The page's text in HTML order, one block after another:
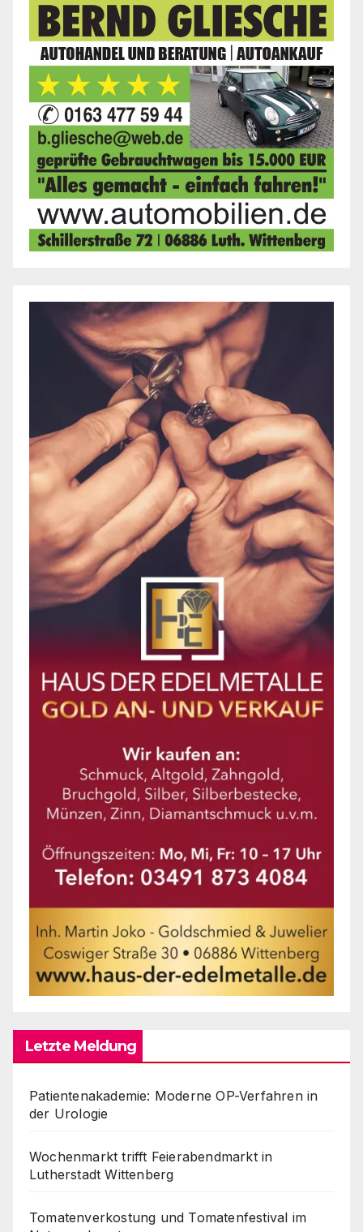
Letzte Meldung
Patientenakademie: Moderne OP-Verfahren in
der Urologie
Wochenmarkt trifft Feierabendmarkt in
Lutherstadt Wittenberg
Tomatenverkostung und Tomatenfestival im